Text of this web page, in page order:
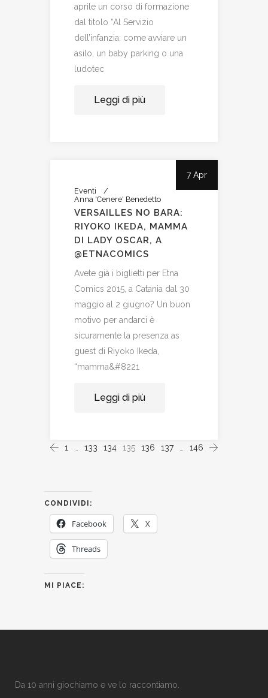
aprile un corso di formazione
dal titolo “Al Servizio
dell’infanzia: come avviare un
asilo, un baby parking o una
ludotec
Leggi di più
7 Apr
Eventi
Anna 'Cenere' Benedetto
VERSAILLES NO BARA:
RIYOKO IKEDA, MAMMA
DI LADY OSCAR, A
@ETNACOMICS
Avete già i biglietti per Etna
Comics 2015, a Catania dal 30
maggio al 2 giugno? Un buon
motivo per andarci è
sicuramente la presenza as
guest di Riyoko Ikeda,
“mamma&#8221
Leggi di più
1 133 134 135 136 137 146
CONDIVIDI:
Facebook X
Threads
MI PIACE:
Da 10 anni giochiamo e ve lo raccontiamo.